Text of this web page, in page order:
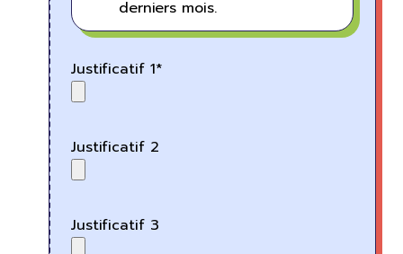
derniers mois.
Justificatif 1*
Justificatif 2
Justificatif 3